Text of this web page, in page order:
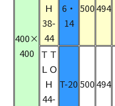
400×
400
Ｈ
38-
44
6・
14
500494
ＴＴ
ＬＯ
Ｈ
44-
T-20 500494